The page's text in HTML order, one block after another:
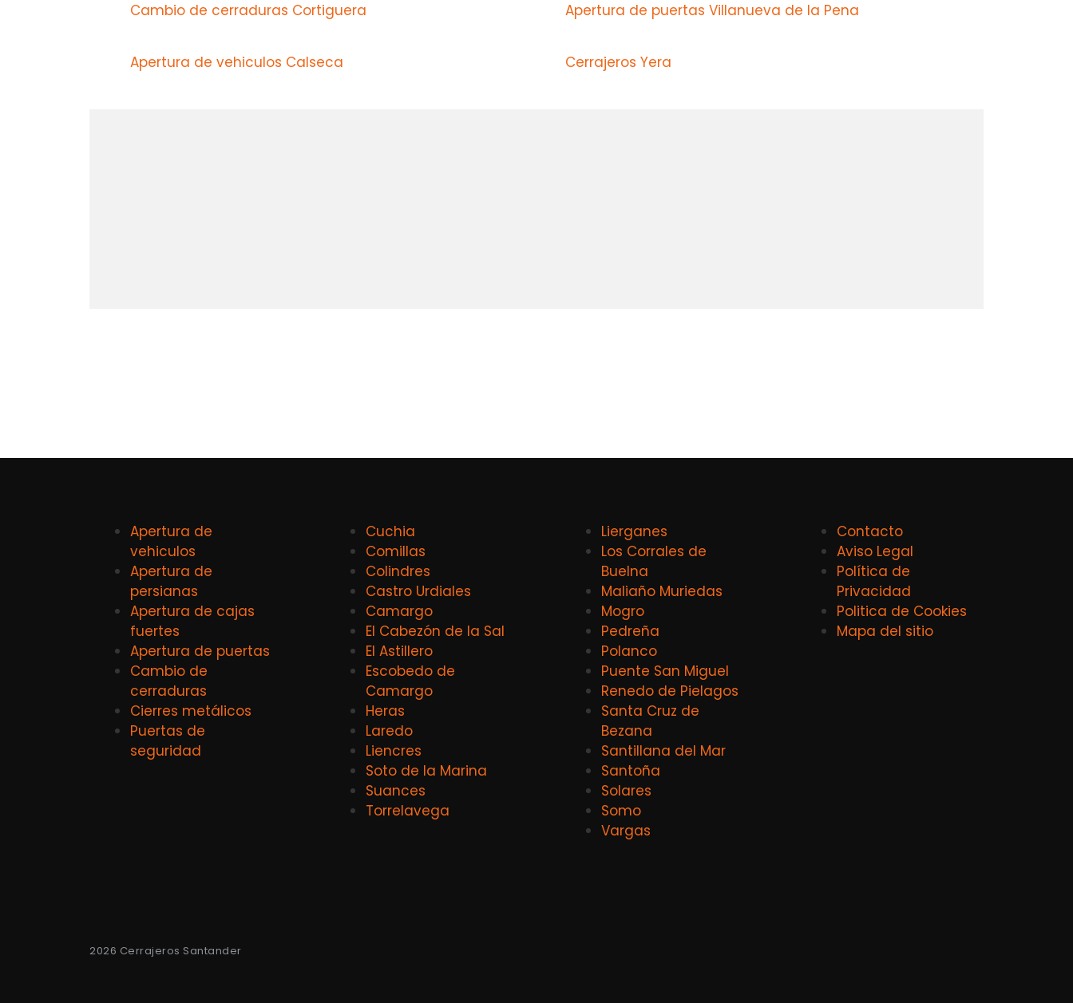
Cambio de cerraduras Cortiguera Apertura de puertas Villanueva de la Pena
Apertura de vehiculos Calseca Cerrajeros Yera
Apertura de
vehiculos
Apertura de
persianas
Apertura de cajas
fuertes
Apertura de puertas
Cambio de
cerraduras
Cierres metálicos
Puertas de
seguridad
Cuchia
Comillas
Colindres
Castro Urdiales
Camargo
El Cabezón de la Sal
El Astillero
Escobedo de
Camargo
Heras
Laredo
Liencres
Soto de la Marina
Suances
Torrelavega
Lierganes
Los Corrales de
Buelna
Maliaño Muriedas
Mogro
Pedreña
Polanco
Puente San Miguel
Renedo de Pielagos
Santa Cruz de
Bezana
Santillana del Mar
Santoña
Solares
Somo
Vargas
Contacto
Aviso Legal
Política de
Privacidad
Politica de Cookies
Mapa del sitio
2026 Cerrajeros Santander